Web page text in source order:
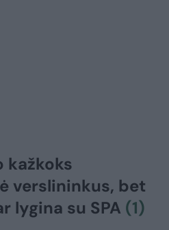
kažkoks
verslininkus, bet
lygina su SPA (1)